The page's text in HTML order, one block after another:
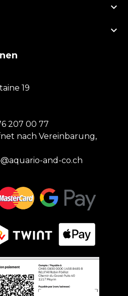


19
207 00 77
nach Vereinbarung,
and-co.ch